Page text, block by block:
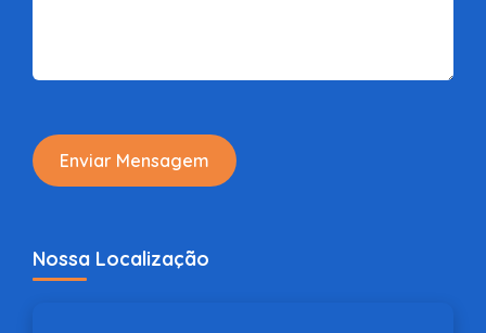
Enviar Mensagem
Nossa Localização